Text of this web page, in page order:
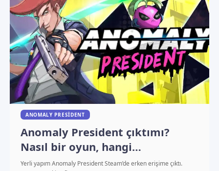
ANOMALY PRESIDENT
Anomaly President çıktımı?
Nasıl bir oyun, hangi
platformlarda oynanıyor?
Yerli yapım Anomaly President Steam’de erken erişime çıktı.